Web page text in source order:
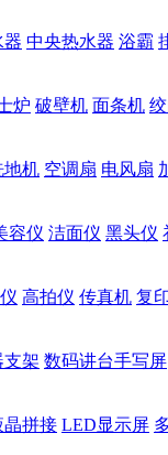
器 中央热水器 浴霸
炉 破壁机 面条机
地机 空调扇 电风扇
容仪 洁面仪 黑头仪
高拍仪 传真机 复
支架 数码讲台手写屏
晶拼接 LED显示屏